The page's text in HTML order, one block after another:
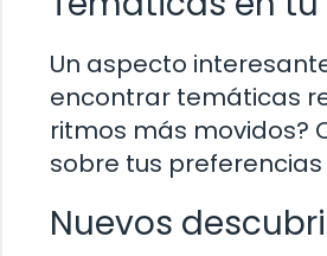
Un aspecto
encontrar temáticas
ritmos más movidos?
sobre tus
Nuevos